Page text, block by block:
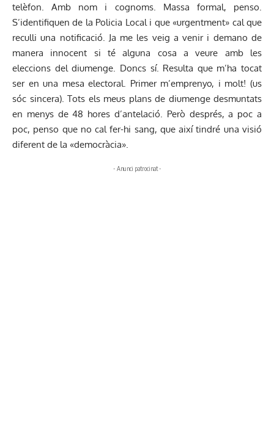
telèfon. Amb nom i cognoms. Massa formal, penso.
S’identifiquen de la Policia Local i que «urgentment» cal que
reculli una notificació. Ja me les veig a venir i demano de
manera innocent si té alguna cosa a veure amb les
eleccions del diumenge. Doncs sí. Resulta que m’ha tocat
ser en una mesa electoral. Primer m’emprenyo, i molt! (us
sóc sincera). Tots els meus plans de diumenge desmuntats
en menys de 48 hores d’antelació. Però després, a poc a
poc, penso que no cal fer-hi sang, que així tindré una visió
diferent de la «democràcia».
- Anunci patrocinat -